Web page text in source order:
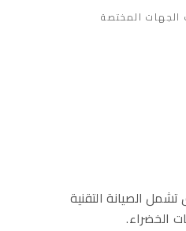
المختصة
الصيانة التقنية
الخضراء.